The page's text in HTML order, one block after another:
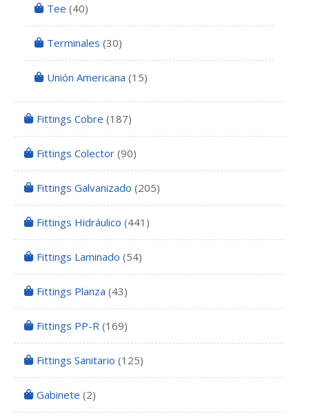
Tee (40)
Terminales (30)
Unión Americana (15)
Fittings Cobre (187)
Fittings Colector (90)
Fittings Galvanizado (205)
Fittings Hidráulico (441)
Fittings Laminado (54)
Fittings Planza (43)
Fittings PP-R (169)
Fittings Sanitario (125)
Gabinete (2)